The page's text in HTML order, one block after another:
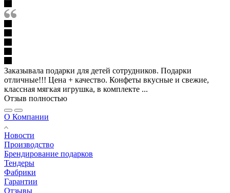
Заказывала подарки для детей сотрудников. Подарки
отличные!!! Цена + качество. Конфеты вкусные и свежие,
классная мягкая игрушка, в комплекте ...
Отзыв полностью
О Компании
Новости
Производство
Брендирование подарков
Тендеры
Фабрики
Гарантии
Отзывы